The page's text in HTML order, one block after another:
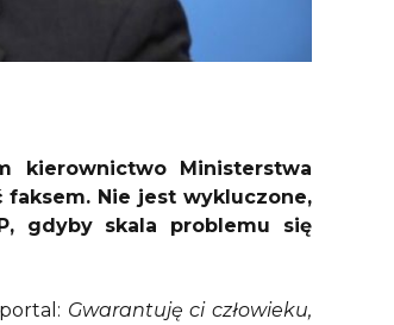
kierownictwo Ministerstwa
Nie jest wykluczone,
gdyby skala problemu się
Gwarantuję ci człowieku,